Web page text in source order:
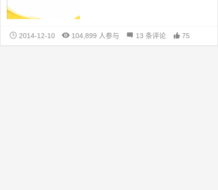
2014-12-10 104,899 人参与 13 条评论 75